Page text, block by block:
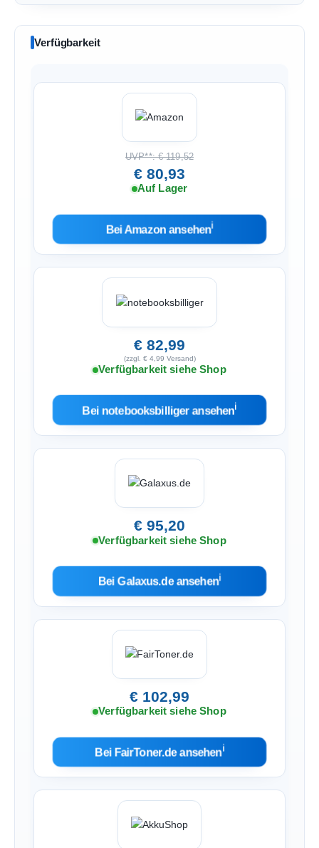
Verfügbarkeit
UVP**: € 119,52
€ 80,93
Auf Lager
Bei Amazon ansehenℹ︎
€ 82,99
(zzgl. € 4,99 Versand)
Verfügbarkeit siehe Shop
Bei notebooksbilliger ansehenℹ︎
€ 95,20
Verfügbarkeit siehe Shop
Bei Galaxus.de ansehenℹ︎
€ 102,99
Verfügbarkeit siehe Shop
Bei FairToner.de ansehenℹ︎